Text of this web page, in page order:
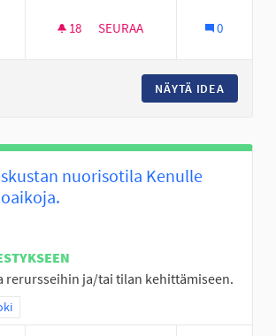
18 18 SEURAAJAA
SEURAA 0
NÄYTÄ IDEA
nuorisotila Kenulle
rerursseihin ja/tai tilan kehittämiseen.
mukaan: Itäinen Seinäjoki